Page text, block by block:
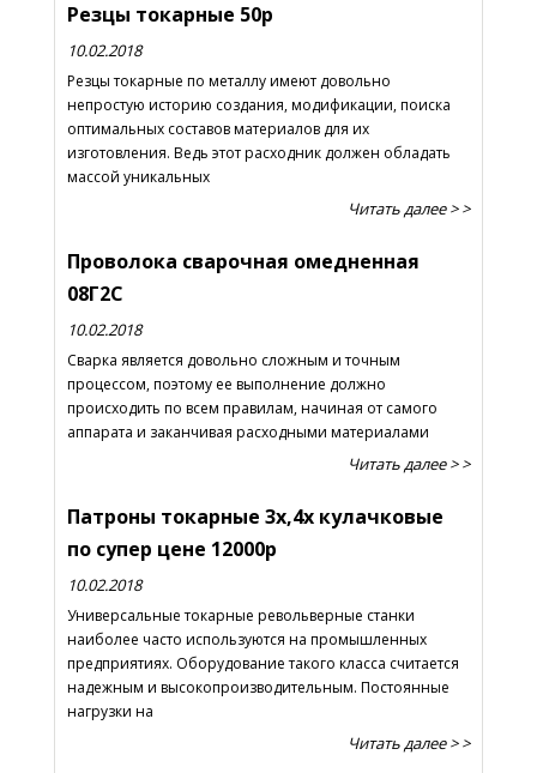
Резцы токарные 50р
10.02.2018
Резцы токарные по металлу имеют довольно
непростую историю создания, модификации, поиска
оптимальных составов материалов для их
изготовления. Ведь этот расходник должен обладать
массой уникальных
Читать далее > >
Проволока сварочная омедненная
08Г2С
10.02.2018
Сварка является довольно сложным и точным
процессом, поэтому ее выполнение должно
происходить по всем правилам, начиная от самого
аппарата и заканчивая расходными материалами
Читать далее > >
Патроны токарные 3х,4х кулачковые
по супер цене 12000р
10.02.2018
Универсальные токарные револьверные станки
наиболее часто используются на промышленных
предприятиях. Оборудование такого класса считается
надежным и высокопроизводительным. Постоянные
нагрузки на
Читать далее > >